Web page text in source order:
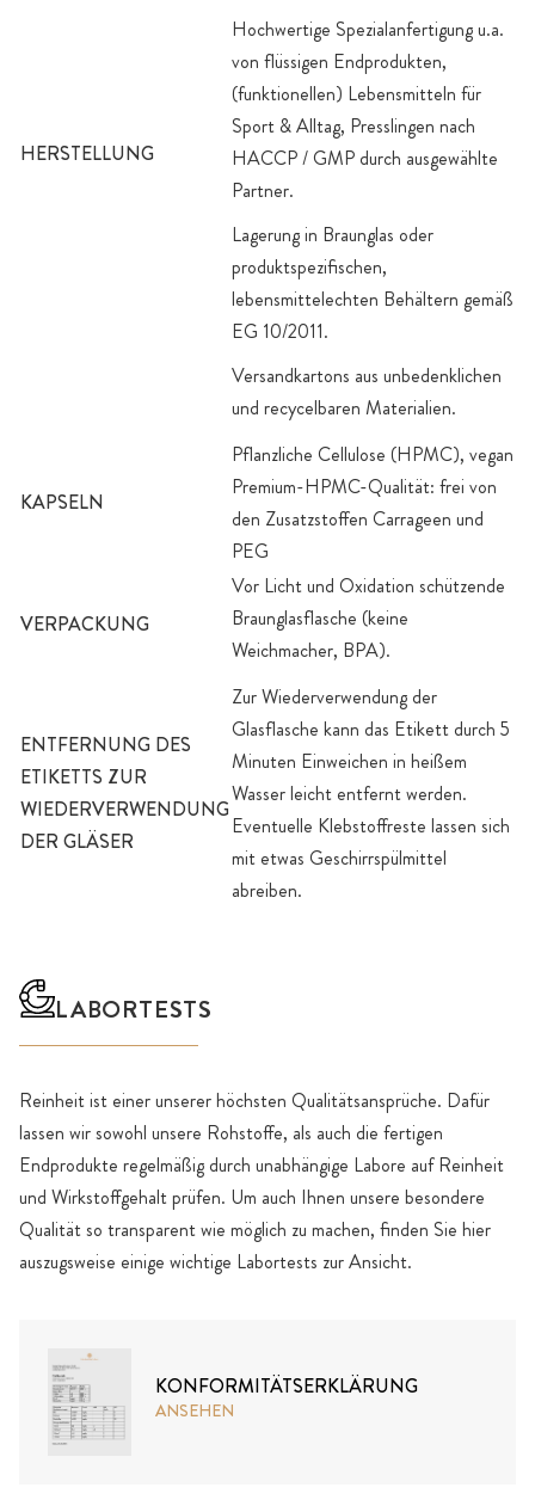
HERSTELLUNG
Hochwertige Spezialanfertigung u.a.
von flüssigen Endprodukten,
(funktionellen) Lebensmitteln für
Sport & Alltag, Presslingen nach
HACCP / GMP durch ausgewählte
Partner.
Lagerung in Braunglas oder
produktspezifischen,
lebensmittelechten Behältern gemäß
EG 10/2011.
Versandkartons aus unbedenklichen
und recycelbaren Materialien.
KAPSELN
Pflanzliche Cellulose (HPMC), vegan
Premium-HPMC-Qualität: frei von
den Zusatzstoffen Carrageen und
PEG
VERPACKUNG
Vor Licht und Oxidation schützende
Braunglasflasche (keine
Weichmacher, BPA).
ENTFERNUNG DES
ETIKETTS ZUR
WIEDERVERWENDUNG
DER GLÄSER
Zur Wiederverwendung der
Glasflasche kann das Etikett durch 5
Minuten Einweichen in heißem
Wasser leicht entfernt werden.
Eventuelle Klebstoffreste lassen sich
mit etwas Geschirrspülmittel
abreiben.
LABORTESTS
Reinheit ist einer unserer höchsten Qualitätsansprüche. Dafür
lassen wir sowohl unsere Rohstoffe, als auch die fertigen
Endprodukte regelmäßig durch unabhängige Labore auf Reinheit
und Wirkstoffgehalt prüfen. Um auch Ihnen unsere besondere
Qualität so transparent wie möglich zu machen, finden Sie hier
auszugsweise einige wichtige Labortests zur Ansicht.
KONFORMITÄTSERKLÄRUNG
ANSEHEN